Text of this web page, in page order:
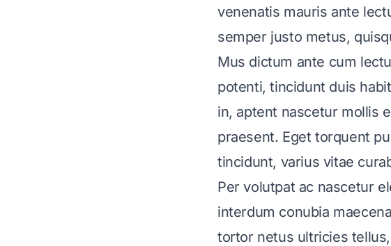
venenatis mauris ante
semper justo metus,
Mus dictum ante cum
potenti, tincidunt duis
in, aptent nascetur mollis
praesent. Eget torquent
tincidunt, varius vitae
Per volutpat ac nascetur
interdum conubia
tortor netus ultricies